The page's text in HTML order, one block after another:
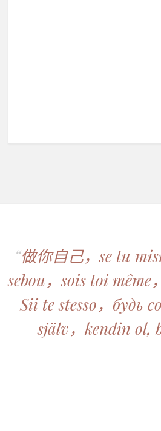
“做你自己，se tu
sebou，sois toi même
Sii te stesso，будь
själv，kendin ol,